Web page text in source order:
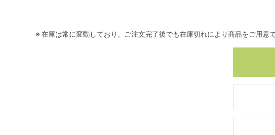
※ 在庫は常に変動しており、ご注文完了後でも在庫切れにより商品をご用意